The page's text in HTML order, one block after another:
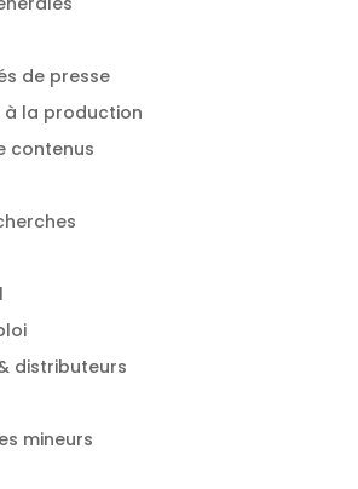
de presse
à la production
contenus
distributeurs
mineurs